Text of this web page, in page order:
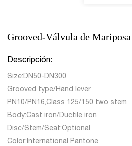
Grooved-Válvula de Mariposa
Descripción:
Size:DN50-DN300
Grooved type/Hand lever
PN10/PN16,Class 125/150 two stem
Body:Cast iron/Ductile iron
Disc/Stem/Seat:Optional
Color:International Pantone